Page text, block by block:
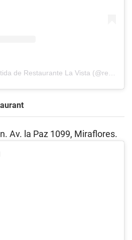
Una publicación compartida de Restaurante La Vista (@restaurantelavistalima)
Av. la Paz 1099, Miraflores.